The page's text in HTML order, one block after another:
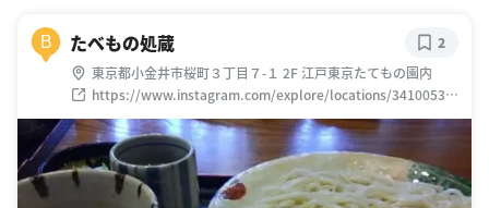
B たべもの処蔵
東京都小金井市桜町３丁目７-１ 2F 江戸東京たてもの園内
https://www.instagram.com/explore/locations/34100538
0
2